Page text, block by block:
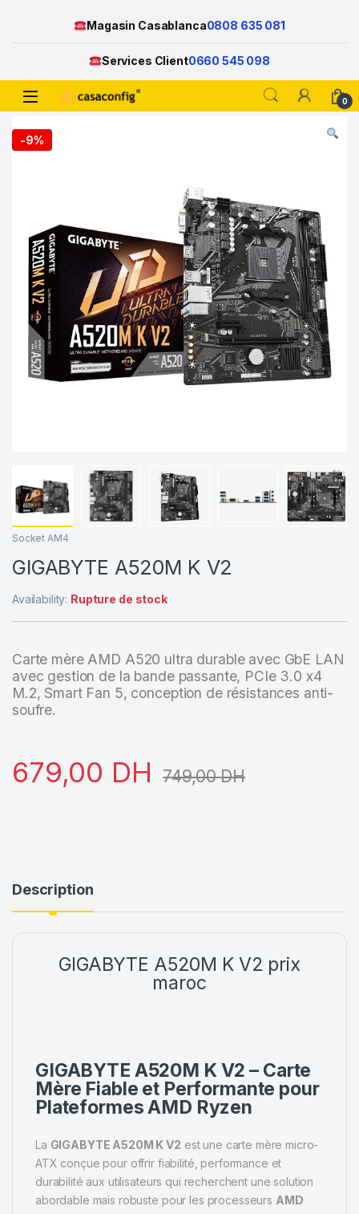
Magasin Casablanca0808 635 081
Services Client0660 545 098
Open 0
-9%
Socket AM4
GIGABYTE A520M K V2
Availability: Rupture de stock
Carte mère AMD A520 ultra durable avec GbE LAN
avec gestion de la bande passante, PCIe 3.0 x4
M.2, Smart Fan 5, conception de résistances anti-
soufre.
679,00 DH 749,00DH
Description
GIGABYTE A520M K V2 prix
maroc
GIGABYTE A520M K V2 – Carte
Mère Fiable et Performante pour
Plateformes AMD Ryzen
La GIGABYTE A520M K V2 est une carte mère micro-
ATX conçue pour offrir fiabilité, performance et
durabilité aux utilisateurs qui recherchent une solution
abordable mais robuste pour les processeurs AMD